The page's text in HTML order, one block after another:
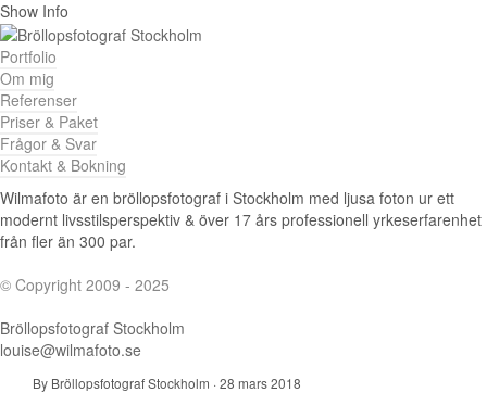
Show Info
Portfolio
Om mig
Referenser
Priser & Paket
Frågor & Svar
Kontakt & Bokning
Wilmafoto är en bröllopsfotograf i Stockholm med ljusa foton ur ett
modernt livsstilsperspektiv & över 17 års professionell yrkeserfarenhet
från fler än 300 par.
© Copyright 2009 - 2025
Bröllopsfotograf Stockholm
louise@wilmafoto.se
By Bröllopsfotograf Stockholm ·28 mars 2018